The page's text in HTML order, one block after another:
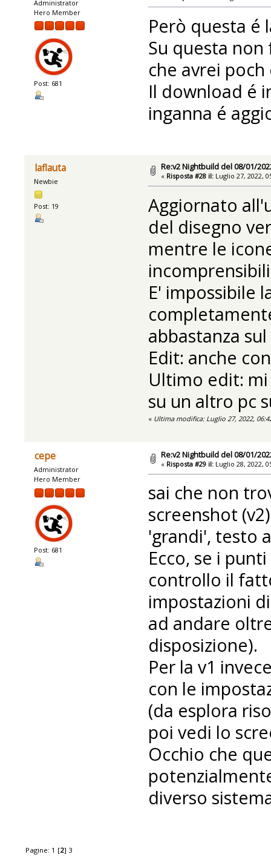
Administrator
Hero Member
Post: 681
Però questa é
Su questa
che avrei
Il download é
inganna é
laflauta
Newbie
Post: 19
Re:v2 Nightbuild del 08/01/
« Risposta #28 il: Luglio 27, 2022,
Aggiornato
del disegno
mentre le
E' impossibile
abbastanza
Edit: anche
Ultimo edit:
su un altro pc
« Ultima modifica: Luglio 27, 2022,
cepe
Administrator
Hero Member
Post: 681
Re:v2 Nightbuild del 08/01/
« Risposta #29 il: Luglio 28, 2022,
sai che non
screenshot
'grandi', testo
Ecco, se i
controllo il
impostazioni
ad andare
disposizione).
Per la v1
con le
(da esplora
poi vedi lo
Occhio che
diverso
Pagine: 1 [2] 3